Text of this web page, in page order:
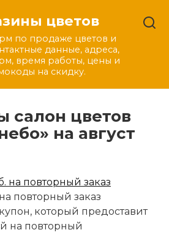
цветов
по продаже цветов и
данные, адреса,
время работы, цены и
на скидку.
салон цветов
на август
повторный заказ
который предоставит
на повторный